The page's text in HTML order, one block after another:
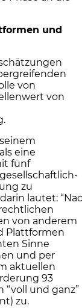
und
von
von
eine
fünf
zu
lautet:
von anderem
Plattformen
Sinne
und per
aktuellen
93
“voll und ganz”
zu.